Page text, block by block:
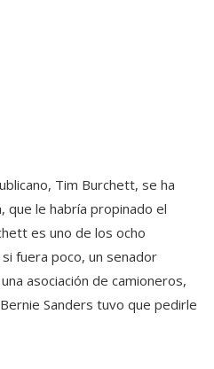
Tim Burchett, se ha
que le habría propinado el
es uno de los ocho
si fuera poco, un senador
asociación de camioneros,
Sanders tuvo que pedirle